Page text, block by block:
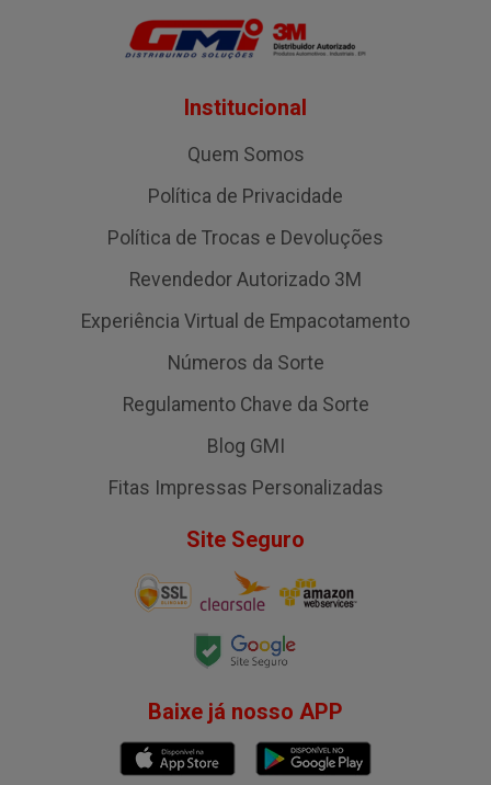
Institucional
Quem Somos
Política de Privacidade
Política de Trocas e Devoluções
Revendedor Autorizado 3M
Experiência Virtual de Empacotamento
Números da Sorte
Regulamento Chave da Sorte
Blog GMI
Fitas Impressas Personalizadas
Site Seguro
Baixe já nosso APP